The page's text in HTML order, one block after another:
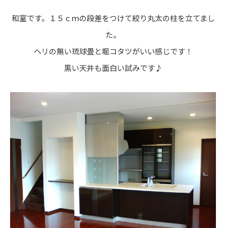
和室です。１５ｃｍの段差をつけて絞り丸太の柱を立てまし
た。
ヘリの無い琉球畳と堀コタツがいい感じです！
黒い天井も面白い試みです♪